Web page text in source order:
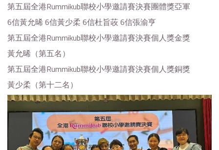
第五屆全港Rummikub聯校小學邀請賽決賽團體獎亞軍
6信黃允晞 6信黃少柔 6信杜旨荍 6信張渝亨
第五屆全港Rummikub聯校小學邀請賽決賽個人獎金獎
黃允晞（第五名）
第五屆全港Rummikub聯校小學邀請賽決賽個人獎銅獎
黃少柔（第十二名）